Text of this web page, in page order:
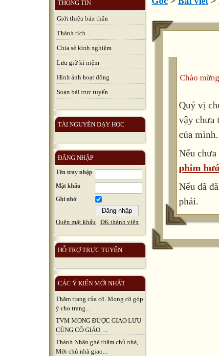
THÔNG TIN
Giới thiệu bản thân
Thành tích
Chia sẻ kinh nghiệm
Lưu giữ kỉ niệm
Hình ảnh hoạt động
Soạn bài trực tuyến
TÀI NGUYÊN DẠY HỌC
ĐĂNG NHẬP
Tên truy nhập
Mật khẩu
Ghi nhớ
Quên mật khẩu ĐK thành viên
HỖ TRỢ TRỰC TUYẾN
CÁC Ý KIẾN MỚI NHẤT
Thăm trang của cô. Mong cô góp
ý cho trang...
TVM MONG ĐƯỢC GIAO LƯU
CÙNG CÔ GIÁO. ...
Thành Nhân ghé thăm chủ nhà,
Mời chủ nhà giao...
Chào
Quý vị
vậy chưa
của mình.
Nếu
phim
Nếu đã
phải.